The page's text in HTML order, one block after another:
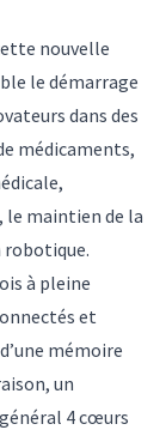
nouvelle
le démarrage
dans des
médicaments,
le maintien de la
robotique.
à pleine
et
mémoire
un
4 cœurs